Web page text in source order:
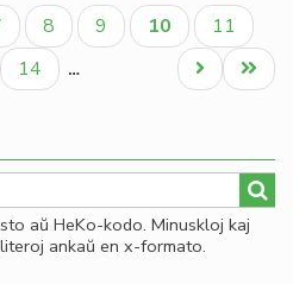
en
la
Paĝo
8 Paĝo
9
Aktuala
paĝo
10 Paĝo
11
Paĝo
14 …
Last
page
Next
page
aŭ HeKo-kodo. Minuskloj kaj
ankaŭ en x-formato.